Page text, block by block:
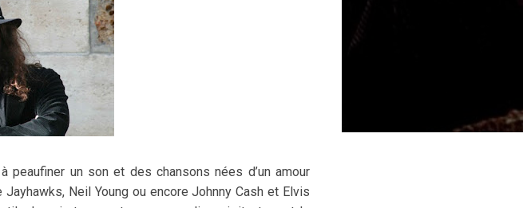
un son et des chansons nées d’un amour
Neil Young ou encore Johnny Cash et Elvis